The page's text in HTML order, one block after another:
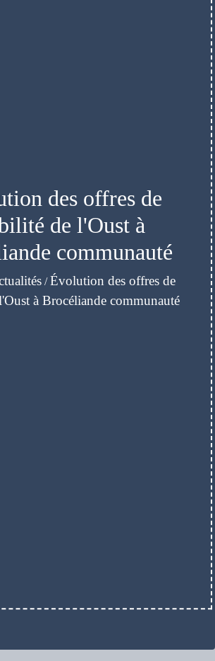
des offres de
de l'Oust à
communauté
/Évolution des offres de
à Brocéliande communauté